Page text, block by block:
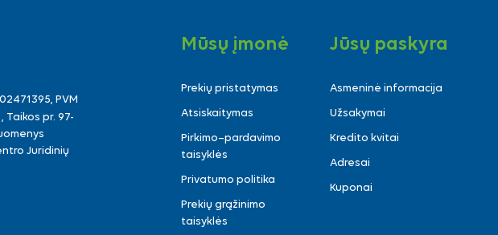
PVM
Taikos pr. 97-
Juridinių
Mūsų įmonė
Prekių pristatymas
Atsiskaitymas
Pirkimo–pardavimo
taisyklės
Privatumo politika
Prekių grąžinimo
taisyklės
Jūsų paskyra
Asmeninė informacija
Užsakymai
Kredito kvitai
Adresai
Kuponai